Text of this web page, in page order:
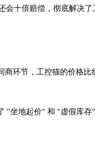
十倍赔偿，彻底解决
环节，工控猫的价格比
"坐地起价" 和 "虚假库